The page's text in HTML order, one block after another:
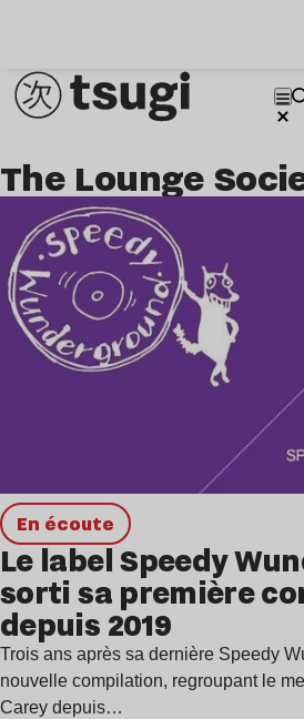
The Lounge
en écoute
Le label Speedy
sorti sa première
depuis 2019
Trois ans après sa dernière Speedy
nouvelle compilation, regroupant le
Carey depuis…